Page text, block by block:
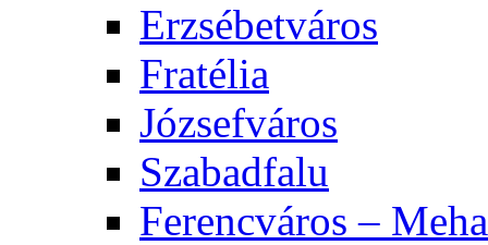
Erzsébetváros
Fratélia
Józsefváros
Szabadfalu
Ferencváros –